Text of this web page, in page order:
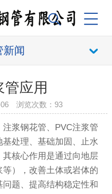
新闻
应用
浏览次数： 93
注浆钢花管、PVC注浆管
处理、基础加固、止水
核心作用是通过向地层
），改善土体或岩体的
题、提高结构稳定性和